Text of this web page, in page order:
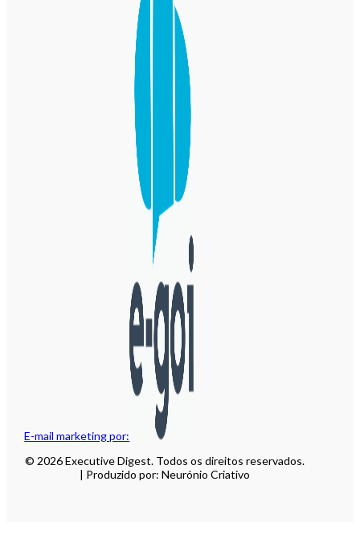
E-mail marketing por:
© 2026 Executive Digest. Todos os direitos reservados.
| Produzido por: Neurónio Criativo